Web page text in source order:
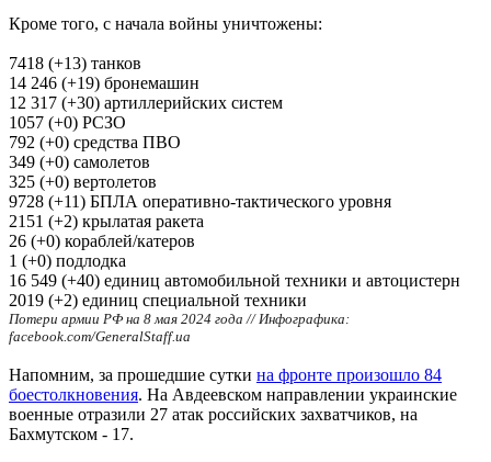
Кроме того, с начала войны уничтожены:
7418 (+13) танков
14 246 (+19) бронемашин
12 317 (+30) артиллерийских систем
1057 (+0) РСЗО
792 (+0) средства ПВО
349 (+0) самолетов
325 (+0) вертолетов
9728 (+11) БПЛА оперативно-тактического уровня
2151 (+2) крылатая ракета
26 (+0) кораблей/катеров
1 (+0) подлодка
16 549 (+40) единиц автомобильной техники и автоцистерн
2019 (+2) единиц специальной техники
Потери армии РФ на 8 мая 2024 года // Инфографика:
facebook.com/GeneralStaff.ua
Напомним, за прошедшие сутки на фронте произошло 84
боестолкновения. На Авдеевском направлении украинские
военные отразили 27 атак российских захватчиков, на
Бахмутском - 17.